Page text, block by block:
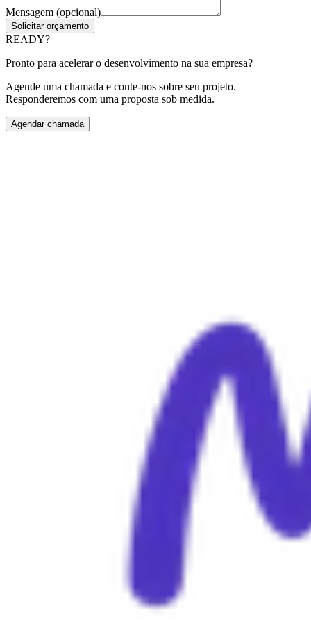
Mensagem (opcional)
Solicitar orçamento
READY?
Pronto para acelerar o desenvolvimento na sua empresa?
Agende uma chamada e conte-nos sobre seu projeto.
Responderemos com uma proposta sob medida.
Agendar chamada